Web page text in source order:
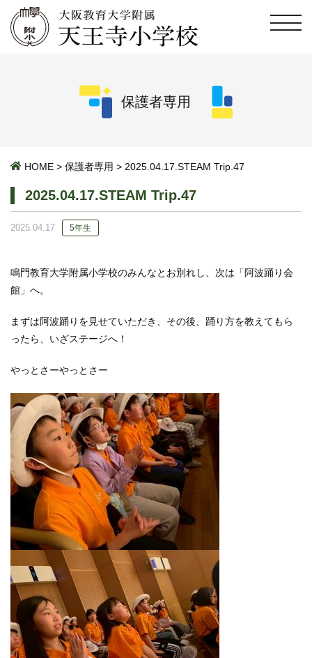
保護者専用
HOME > 保護者専用 > 2025.04.17.STEAM Trip.47
2025.04.17.STEAM Trip.47
2025.04.17 5年生
鳴門教育大学附属小学校のみんなとお別れし、次は「阿波踊り会
館」へ。
まずは阿波踊りを見せていただき、その後、踊り方を教えてもら
ったら、いざステージへ！
やっとさーやっとさー